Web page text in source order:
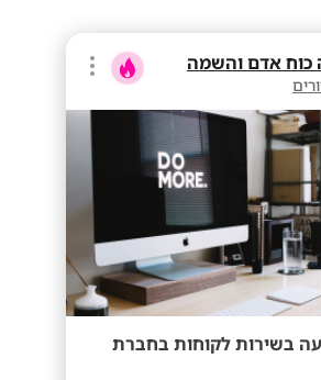
כוח אדם והשמה
בשירות לקוחות בחברת